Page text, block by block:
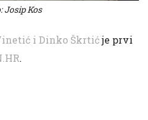
Josip Kos
i Dinko Škrtićje prvi
.